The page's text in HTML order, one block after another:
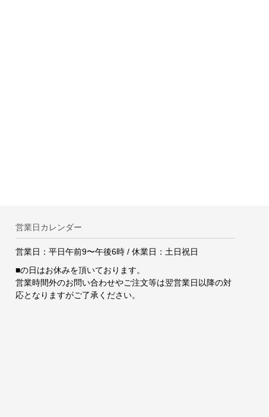
営業日カレンダー
営業日：平日午前9〜午後6時 / 休業日：土日祝日
■の日はお休みを頂いております。
営業時間外のお問い合わせやご注文等は翌営業日以降の対
応となりますがご了承ください。